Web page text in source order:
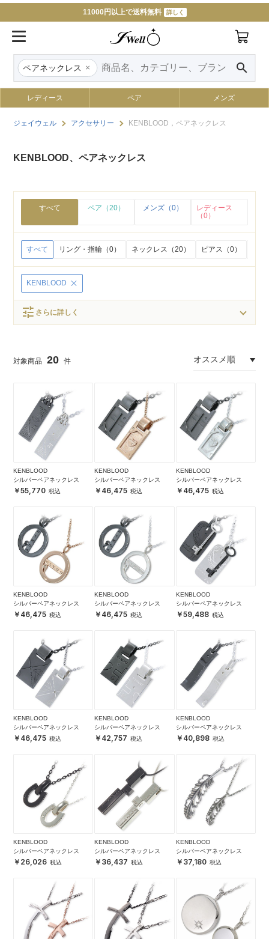
11000円以上で送料無料 詳しく
ペアネックレス × search
レディース ペア メンズ
ジェイウェル アクセサリー KENBLOOD，ペアネックレス
KENBLOOD、ペアネックレス
すべて ペア（20） メンズ（0）
レディース
（0）
すべて リング・指輪（0） ネックレス（20） ピアス（0）
KENBLOOD
tune さらに詳しく
20
KENBLOOD
シルバーペアネックレス
55,770
KENBLOOD
シルバーペアネックレス
46,475
KENBLOOD
シルバーペアネックレス
46,475
KENBLOOD
シルバーペアネックレス
46,475
KENBLOOD
シルバーペアネックレス
46,475
KENBLOOD
シルバーペアネックレス
59,488
KENBLOOD
シルバーペアネックレス
46,475
KENBLOOD
シルバーペアネックレス
42,757
KENBLOOD
シルバーペアネックレス
40,898
KENBLOOD
シルバーペアネックレス
26,026
KENBLOOD
シルバーペアネックレス
36,437
KENBLOOD
シルバーペアネックレス
37,180